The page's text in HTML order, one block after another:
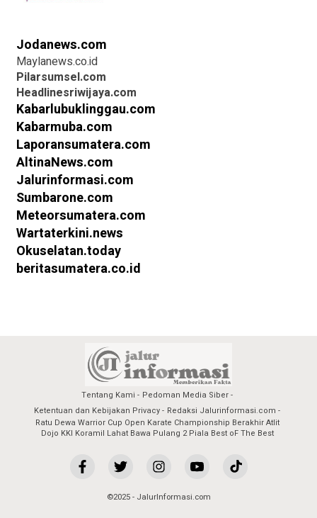
Jodanews.com
Maylanews.co.id
Pilarsumsel.com
Headlinesriwijaya.com
Kabarlubuklinggau.com
Kabarmuba.com
Laporansumatera.com
AltinaNews.com
Jalurinformasi.com
Sumbarone.com
Meteorsumatera.com
Wartaterkini.news
Okuselatan.today
beritasumatera.co.id
Tentang Kami
Pedoman Media Siber
Ketentuan dan Kebijakan Privacy
Redaksi Jalurinformasi.com
Ratu Dewa Warrior Cup Open Karate Championship Berakhir Atlit
Dojo KKI Koramil Lahat Bawa Pulang 2 Piala Best oF The Best
©2025 - JalurInformasi.com